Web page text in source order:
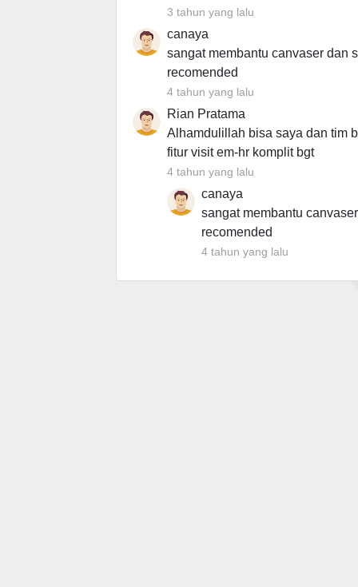
3 tahun yang lalu
canaya
sangat membantu canvaser dan
recomended
4 tahun yang lalu
Rian Pratama
Alhamdulillah bisa saya dan tim
fitur visit em-hr komplit bgt
4 tahun yang lalu
canaya
sangat membantu
recomended
4 tahun yang lalu